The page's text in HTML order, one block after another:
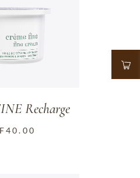
Recharge
40.00